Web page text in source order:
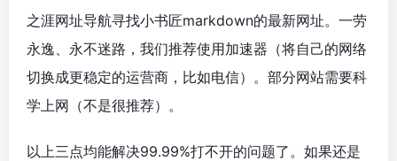
之涯网址导航寻找小书匠markdown的最新网址。一劳
永逸、永不迷路，我们推荐使用加速器（将自己的网络
切换成更稳定的运营商，比如电信）。部分网站需要科
学上网（不是很推荐）。
以上三点均能解决99.99%打不开的问题了。如果还是